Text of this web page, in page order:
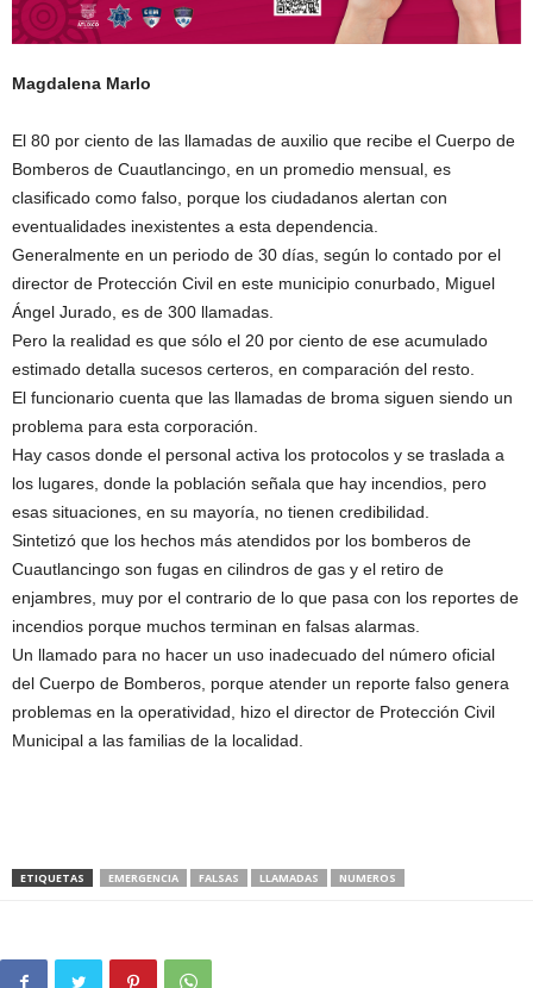
Magdalena Marlo
El 80 por ciento de las llamadas de auxilio que recibe el Cuerpo de
Bomberos de Cuautlancingo, en un promedio mensual, es
clasificado como falso, porque los ciudadanos alertan con
eventualidades inexistentes a esta dependencia.
Generalmente en un periodo de 30 días, según lo contado por el
director de Protección Civil en este municipio conurbado, Miguel
Ángel Jurado, es de 300 llamadas.
Pero la realidad es que sólo el 20 por ciento de ese acumulado
estimado detalla sucesos certeros, en comparación del resto.
El funcionario cuenta que las llamadas de broma siguen siendo un
problema para esta corporación.
Hay casos donde el personal activa los protocolos y se traslada a
los lugares, donde la población señala que hay incendios, pero
esas situaciones, en su mayoría, no tienen credibilidad.
Sintetizó que los hechos más atendidos por los bomberos de
Cuautlancingo son fugas en cilindros de gas y el retiro de
enjambres, muy por el contrario de lo que pasa con los reportes de
incendios porque muchos terminan en falsas alarmas.
Un llamado para no hacer un uso inadecuado del número oficial
del Cuerpo de Bomberos, porque atender un reporte falso genera
problemas en la operatividad, hizo el director de Protección Civil
Municipal a las familias de la localidad.
ETIQUETAS EMERGENCIA FALSAS LLAMADAS NUMEROS